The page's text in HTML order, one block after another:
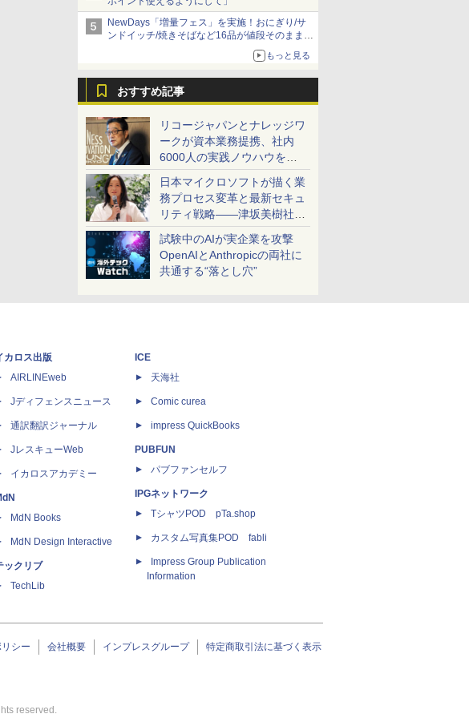
NewDays「増量フェス」を実施！おにぎり/サ
ンドイッチ/焼きそばなど16品が値段そのままで
もっと見る
おすすめ記事
リコージャパンとナレッジワ
ークが資本業務提携、社内
6000人の実践ノウハウを生
かした「AI商談記録 for
RICOH」を展開へ
日本マイクロソフトが描く業
務プロセス変革と最新セキュ
リティ戦略――津坂美樹社長
が2027年度戦略を説明
試験中のAIが実企業を攻撃
OpenAIとAnthropicの両社に
共通する“落とし穴”
カロス出版
AIRLINEweb
Jディフェンスニュース
通訳翻訳ジャーナル
JレスキューWeb
イカロスアカデミー
MdN Books
MdN Design Interactive
ックリブ
TechLib
ICE
天海社
Comic curea
impress QuickBooks
PUBFUN
パブファンセルフ
IPGネットワーク
TシャツPOD pTa.shop
カスタム写真集POD fabli
Impress Group Publication
Information
シー 会社概要 インプレスグループ 特定商取引法に基づく表示
reserved.